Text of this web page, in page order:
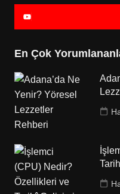
En Çok